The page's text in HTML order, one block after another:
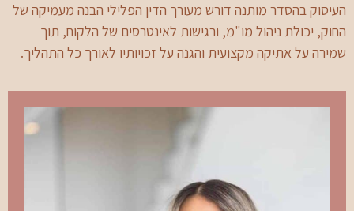
העיסוק בהסדר מותנה דורש מעורך הדין הפלילי הבנה מעמיקה של
החוק, יכולת ניהול מו"מ, ורגישות לאינטרסים של הלקוח, תוך
שמירה על אתיקה מקצועית והגנה על זכויותיו לאורך כל התהליך.